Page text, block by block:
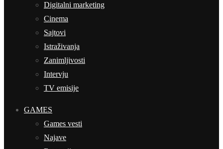
Digitalni marketing
Cinema
Sajtovi
Istraživanja
Zanimljivosti
Intervju
TV emisije
GAMES
Games vesti
Najave